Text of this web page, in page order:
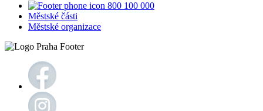
800 100 000
Městské části
Městské organizace